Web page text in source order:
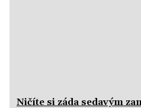
Ničíte si záda sedavým